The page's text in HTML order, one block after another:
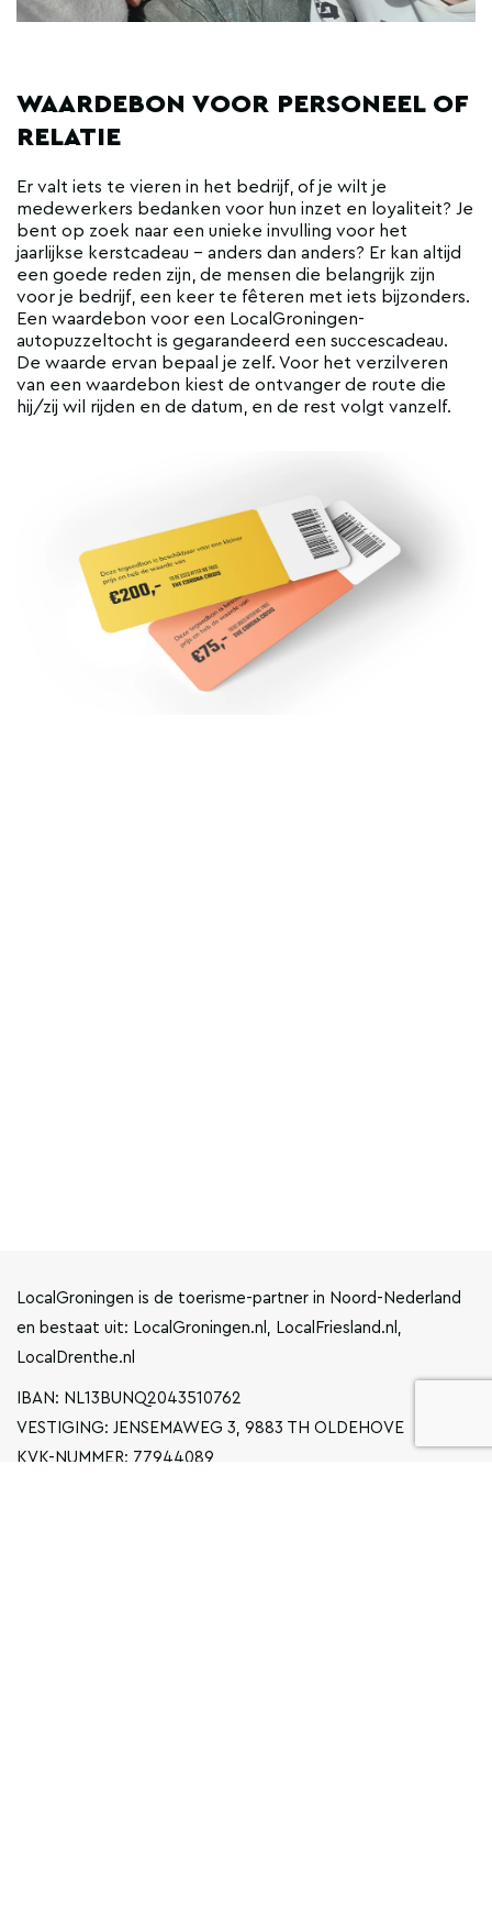
WAARDEBON VOOR PERSONEEL OF
RELATIE
Er valt iets te vieren in het bedrijf, of je wilt je
medewerkers bedanken voor hun inzet en loyaliteit? Je
bent op zoek naar een unieke invulling voor het
jaarlijkse kerstcadeau - anders dan anders? Er kan altijd
een goede reden zijn, de mensen die belangrijk zijn
voor je bedrijf, een keer te fêteren met iets bijzonders.
Een waardebon voor een LocalGroningen-
autopuzzeltocht is gegarandeerd een succescadeau.
De waarde ervan bepaal je zelf. Voor het verzilveren
van een waardebon kiest de ontvanger de route die
hij/zij wil rijden en de datum, en de rest volgt vanzelf.
LocalGroningen is de toerisme-partner in Noord-Nederland
en bestaat uit: LocalGroningen.nl, LocalFriesland.nl,
LocalDrenthe.nl
IBAN: NL13BUNQ2043510762
VESTIGING: JENSEMAWEG 3, 9883 TH OLDEHOVE
KVK-NUMMER: 77944089